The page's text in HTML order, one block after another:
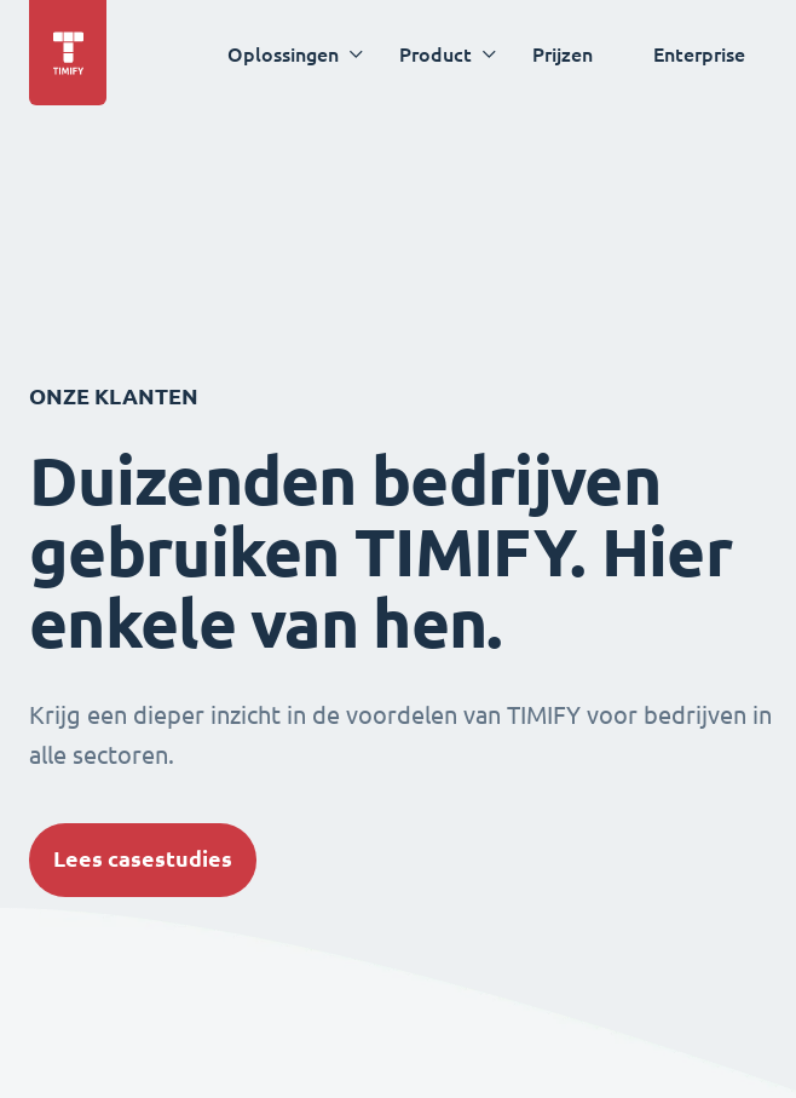
Oplossingen Product Prijzen Enterprise
ONZE KLANTEN
Duizenden bedrijven
gebruiken TIMIFY. Hier
enkele van hen.
Krijg een dieper inzicht in de voordelen van TIMIFY voor bedrijven in
alle sectoren.
Lees casestudies